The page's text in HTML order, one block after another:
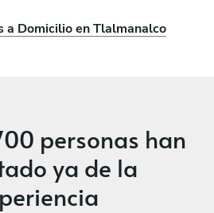
a Domicilio en Tlalmanalco
personas han
ya de la